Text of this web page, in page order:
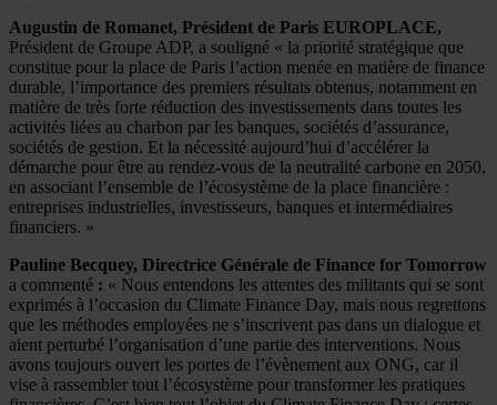
Augustin de Romanet, Président de Paris EUROPLACE,
Président de Groupe ADP, a souligné « la priorité stratégique que
constitue pour la place de Paris l’action menée en matière de finance
durable, l’importance des premiers résultats obtenus, notamment en
matière de très forte réduction des investissements dans toutes les
activités liées au charbon par les banques, sociétés d’assurance,
sociétés de gestion. Et la nécessité aujourd’hui d’accélérer la
démarche pour être au rendez-vous de la neutralité carbone en 2050,
en associant l’ensemble de l’écosystème de la place financière :
entreprises industrielles, investisseurs, banques et intermédiaires
financiers. »
Pauline Becquey, Directrice Générale de Finance for Tomorrow
a commenté : « Nous entendons les attentes des militants qui se sont
exprimés à l’occasion du Climate Finance Day, mais nous regrettons
que les méthodes employées ne s’inscrivent pas dans un dialogue et
aient perturbé l’organisation d’une partie des interventions. Nous
avons toujours ouvert les portes de l’évènement aux ONG, car il
vise à rassembler tout l’écosystème pour transformer les pratiques